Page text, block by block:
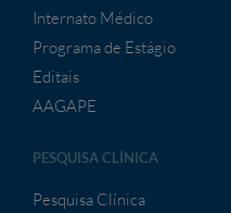
Internato Médico
Programa de Estágio
Editais
AAGAPE
PESQUISA CLÍNICA
Pesquisa Clínica